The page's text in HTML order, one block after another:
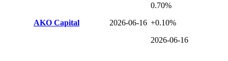
AKO Capital 2026-06-16
0.70%
+0.10%
2026-06-16